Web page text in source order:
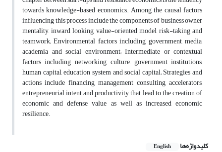
towards knowledge-based economics. Among the causal factors
influencing this process include the components of business owner
mentality, inward looking, value-oriented model, risk-taking and
teamwork; Environmental factors including government, media,
academia and social environment; Intermediate or contextual
factors including networking, culture, government institutions,
human capital, education system and social capital; Strategies and
actions include financing, management consulting, accelerators,
entrepreneurial intent and productivity that lead to the creation of
economic and defense value as well as increased economic
resilience.
کلیدواژه‌ها English